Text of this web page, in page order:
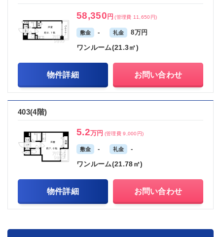
58,350 円 (管理費 11,650円)
敷金 - 礼金 8万円
ワンルーム(21.3㎡)
物件詳細 お問い合わせ
403(4階)
5.2万円 (管理費 9,000円)
敷金 - 礼金 -
ワンルーム(21.78㎡)
物件詳細 お問い合わせ